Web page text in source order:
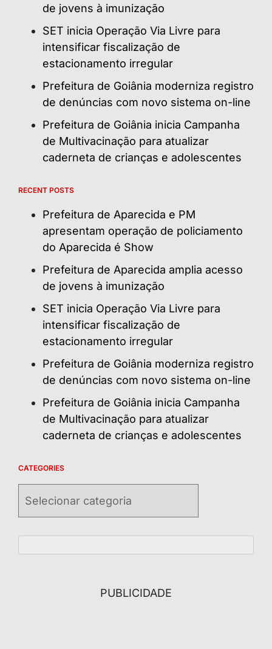
de jovens à imunização
SET inicia Operação Via Livre para
intensificar fiscalização de
estacionamento irregular
Prefeitura de Goiânia moderniza registro
de denúncias com novo sistema on-line
Prefeitura de Goiânia inicia Campanha
de Multivacinação para atualizar
caderneta de crianças e adolescentes
RECENT POSTS
Prefeitura de Aparecida e PM
apresentam operação de policiamento
do Aparecida é Show
Prefeitura de Aparecida amplia acesso
de jovens à imunização
SET inicia Operação Via Livre para
intensificar fiscalização de
estacionamento irregular
Prefeitura de Goiânia moderniza registro
de denúncias com novo sistema on-line
Prefeitura de Goiânia inicia Campanha
de Multivacinação para atualizar
caderneta de crianças e adolescentes
CATEGORIES
PUBLICIDADE